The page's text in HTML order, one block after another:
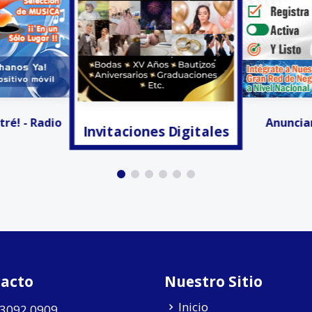
Digitales Anunciar Gratis!!!
Nuestro Sitio
Inicio